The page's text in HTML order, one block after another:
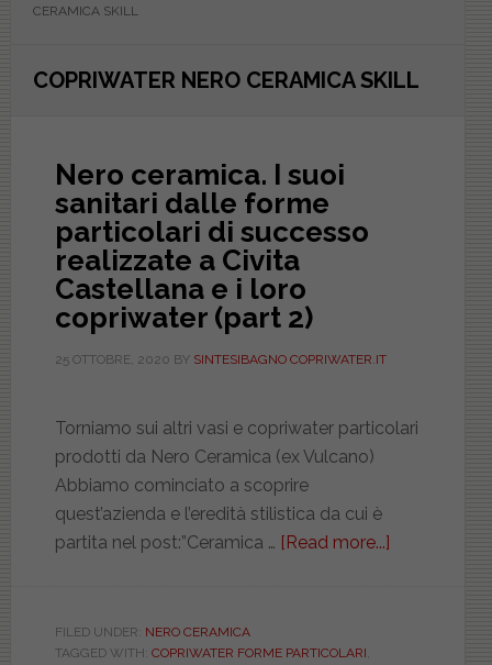
CERAMICA SKILL
COPRIWATER NERO CERAMICA SKILL
Nero ceramica. I suoi
sanitari dalle forme
particolari di successo
realizzate a Civita
Castellana e i loro
copriwater (part 2)
25 OTTOBRE, 2020 BY SINTESIBAGNO COPRIWATER.IT
Torniamo sui altri vasi e copriwater particolari
prodotti da Nero Ceramica (ex Vulcano)
Abbiamo cominciato a scoprire
quest’azienda e l’eredità stilistica da cui è
partita nel post:”Ceramica … [Read more...]
FILED UNDER: NERO CERAMICA
TAGGED WITH: COPRIWATER FORME PARTICOLARI,